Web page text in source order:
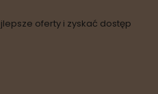
oferty i zyskać dostęp